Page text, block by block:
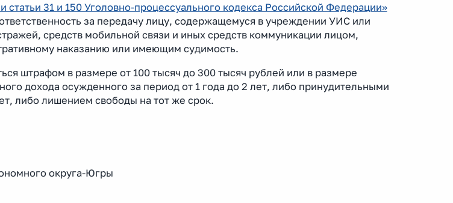
статьи 31 и 150 Уголовно-процессуального кодекса Российской Федерации»
за передачу лицу, содержащемуся в учреждении УИС или
средств мобильной связи и иных средств коммуникации лицом,
наказанию или имеющим судимость.
штрафом в размере от 100 тысяч до 300 тысяч рублей или в размере
дохода осужденного за период от 1 года до 2 лет, либо принудительными
либо лишением свободы на тот же срок.
округа-Югры